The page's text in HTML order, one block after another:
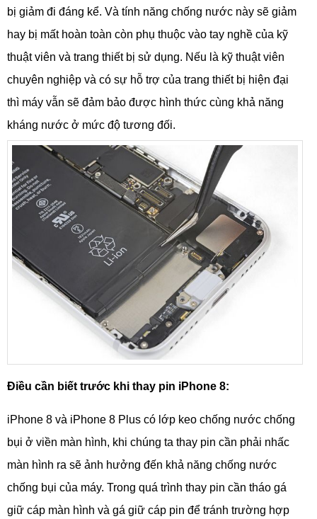
bị giảm đi đáng kể. Và tính năng chống nước này sẽ giảm
hay bị mất hoàn toàn còn phụ thuộc vào tay nghề của kỹ
thuật viên và trang thiết bị sử dụng. Nếu là kỹ thuật viên
chuyên nghiệp và có sự hỗ trợ của trang thiết bị hiện đại
thì máy vẫn sẽ đảm bảo được hình thức cùng khả năng
kháng nước ở mức độ tương đối.
Điều cần biết trước khi thay pin iPhone 8:
iPhone 8 và iPhone 8 Plus có lớp keo chống nước chống
bụi ở viền màn hình, khi chúng ta thay pin cần phải nhấc
màn hình ra sẽ ảnh hưởng đến khả năng chống nước
chống bụi của máy. Trong quá trình thay pin cần tháo gá
giữ cáp màn hình và gá giữ cáp pin để tránh trường hợp